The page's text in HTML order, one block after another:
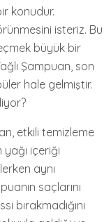
konudur.
isteriz. Bu
büyük bir
Şampuan, son
hale gelmiştir.
etkili temizleme
içeriği
aynı
saçlarını
bırakmadığını